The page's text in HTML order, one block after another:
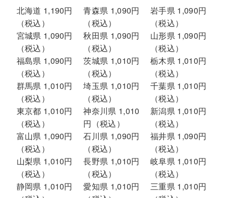
北海道 1,190円
（税込）
青森県 1,090円
（税込）
岩手県 1,090円
（税込）
宮城県 1,090円
（税込）
秋田県 1,090円
（税込）
山形県 1,090円
（税込）
福島県 1,090円
（税込）
茨城県 1,010円
（税込）
栃木県 1,010円
（税込）
群馬県 1,010円
（税込）
埼玉県 1,010円
（税込）
千葉県 1,010円
（税込）
東京都 1,010円
（税込）
神奈川県 1,010
円（税込）
新潟県 1,010円
（税込）
富山県 1,090円
（税込）
石川県 1,090円
（税込）
福井県 1,090円
（税込）
山梨県 1,010円
（税込）
長野県 1,010円
（税込）
岐阜県 1,010円
（税込）
静岡県 1,010円
愛知県 1,010円
三重県 1,010円